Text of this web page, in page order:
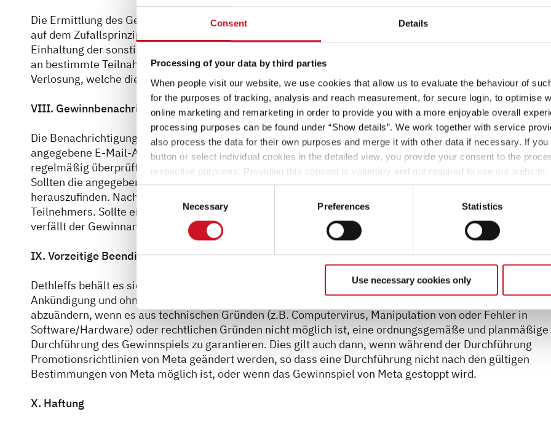
Consent Details
Processing of your data by third parties
When people visit our website, we use cookies that allow us to evaluate the behaviour of
for the purposes of tracking, analysis and reach measurement, for secure login, to optimise
online marketing and remarketing in order to provide you with a more enjoyable overall
processing purposes can be found under “Show details”. We work together with service
also process the data for their own purposes and merge it with other data if necessary. If you
button or select individual cookies in the detailed view, you provide your consent to the
respective purposes. Providing this consent is voluntary and not required to use our
settings at any time as well as deselect or change them later (such as by using the
the website). You can find further information in our Privacy Policy.
Selection
Necessary Preferences Statistics
Use necessary cookies only
Die Ermittlung des Gewinners erfolgt innerhalb von einer Woche nach Teilnahmeschluss im Rahmen einer
auf dem Zufallsprinzip beruhenden Verlosung unter allen Teilnehmern, die im Teilnahmezeitraum und
Einhaltung der sonstigen Teilnahmebedingungen am Gewinnspiel teilgenommen haben. Ist das
an bestimmte Teilnahmehandlungen verknüpft, kommen ausschließlich diejenigen Teilnehmer in die
Verlosung, welche die Teilnahmehandlungen korrekt durchgeführt haben.
VIII. Gewinnbenachrichtigung & Gewinnannahme
Die Benachrichtigung der Gewinner erfolgt ausschließlich per E-Mail an die im Teilnahmeformular
angegebene E-Mail-Adresse. Stellen Sie daher bitte sicher, dass die angegebene Adresse korrekt ist und
regelmäßig überprüft wird, um keine Gewinnbenachrichtigung zu verpassen.
Sollten die angegebenen Kontaktdaten fehlerhaft sein, ist Dethleffs nicht verpflichtet richtige Adressen
herauszufinden. Nachteile, die sich aus der Angabe fehlerhaften Kontaktdaten ergeben, gehen zulasten
Teilnehmers. Sollte ein Gewinn aus Gründen, die Dethleffs nicht zu verantworten hat, nicht zustellbar sein,
verfällt der Gewinnanspruch ersatzlos.
IX. Vorzeitige Beendigung des Gewinnspiels
Dethleffs behält es sich vor, das Gewinnspiel jederzeit, auch ohne Einhaltung von Fristen und ohne
Ankündigung und ohne Mitteilung von Gründen, ganz oder teilweise vorzeitig zu beenden oder seinen
abzuändern, wenn es aus technischen Gründen (z.B. Computervirus, Manipulation von oder Fehler in
Software/Hardware) oder rechtlichen Gründen nicht möglich ist, eine ordnungsgemäße und planmäßige
Durchführung des Gewinnspiels zu garantieren. Dies gilt auch dann, wenn während der Durchführung
Promotionsrichtlinien von Meta geändert werden, so dass eine Durchführung nicht nach den gültigen
Bestimmungen von Meta möglich ist, oder wenn das Gewinnspiel von Meta gestoppt wird.
X. Haftung